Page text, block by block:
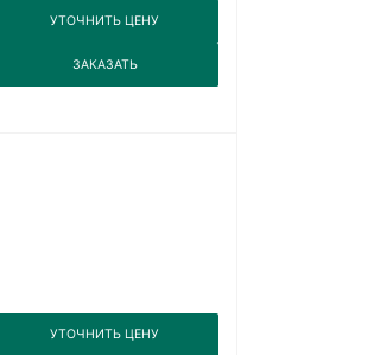
УТОЧНИТЬ ЦЕНУ
ЗАКАЗАТЬ
УТОЧНИТЬ ЦЕНУ